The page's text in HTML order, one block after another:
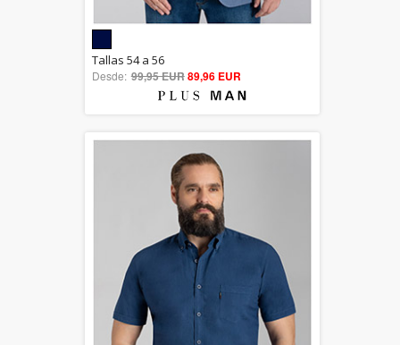
out of 5
Tallas 54 a 56
Desde: 99,95 EUR89,96 EUR